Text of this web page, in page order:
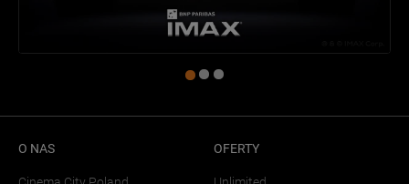
O NAS OFERTY